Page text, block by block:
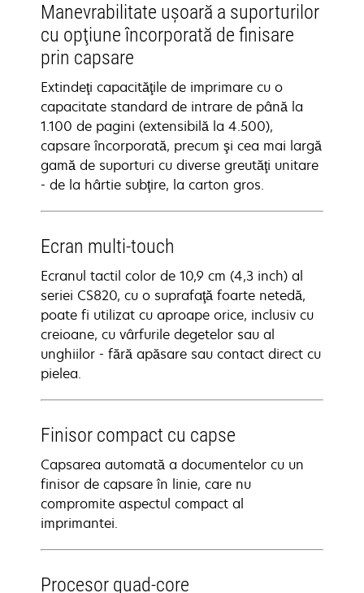
Manevrabilitate uşoară a suporturilor
cu opţiune încorporată de finisare
prin capsare
Extindeţi capacităţile de imprimare cu o
capacitate standard de intrare de până la
1.100 de pagini (extensibilă la 4.500),
capsare încorporată, precum şi cea mai largă
gamă de suporturi cu diverse greutăţi unitare
- de la hârtie subţire, la carton gros.
Ecran multi-touch
Ecranul tactil color de 10,9 cm (4,3 inch) al
seriei CS820, cu o suprafaţă foarte netedă,
poate fi utilizat cu aproape orice, inclusiv cu
creioane, cu vârfurile degetelor sau al
unghiilor - fără apăsare sau contact direct cu
pielea.
Finisor compact cu capse
Capsarea automată a documentelor cu un
finisor de capsare în linie, care nu
compromite aspectul compact al
imprimantei.
Procesor quad-core